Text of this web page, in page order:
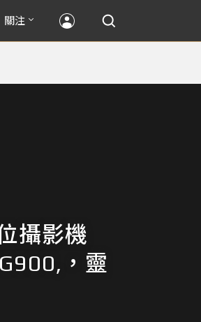
關注
攝影機
，靈